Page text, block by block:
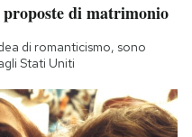
di matrimonio
di romanticismo, sono
Stati Uniti